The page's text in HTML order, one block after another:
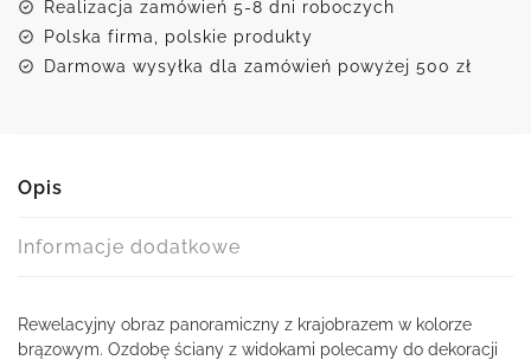
Realizacja zamówień 5-8 dni roboczych
Polska firma, polskie produkty
Darmowa wysyłka dla zamówień powyżej 500 zł
Opis
Informacje dodatkowe
Rewelacyjny obraz panoramiczny z krajobrazem w kolorze
brązowym. Ozdobę ściany z widokami polecamy do dekoracji